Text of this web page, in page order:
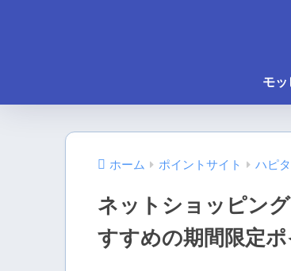
モッ
ホーム ポイントサイト ハピ
ネットショッピン
すすめの期間限定